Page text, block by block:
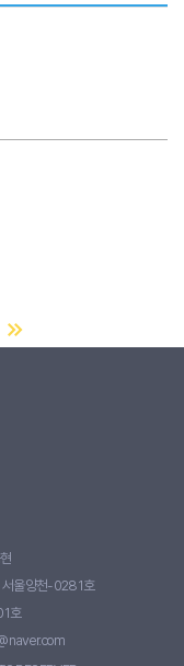
서울양천-0281호
호